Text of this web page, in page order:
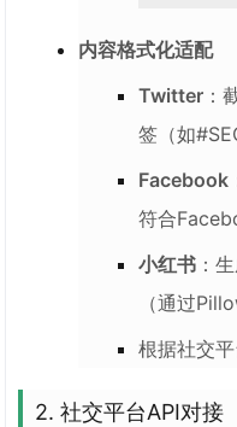
内容格式化适配
Twitter ：
签（如
Facebook
符合
小红书 ：
（通过
根据社交
2. 社交平台API对接